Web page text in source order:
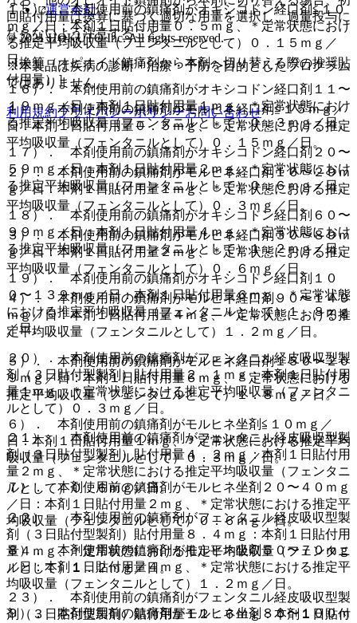
１５）． 本剤使用前の鎮痛剤がオキシコドン経口剤≦１０
ｍｇ／日：本剤１日貼付用量０．５ｍｇ、＊定常状態におけ
る推定平均吸収量（フェンタニルとして）０．１５ｍｇ／
日。
１６）． 本剤使用前の鎮痛剤がオキシコドン経口剤１１〜
１９ｍｇ／日：本剤１日貼付用量１ｍｇ、＊定常状態におけ
る推定平均吸収量（フェンタニルとして）０．３ｍｇ／日。
１７）． 本剤使用前の鎮痛剤がオキシコドン経口剤２０〜
５９ｍｇ／日：本剤１日貼付用量２ｍｇ、＊定常状態におけ
る推定平均吸収量（フェンタニルとして）０．６ｍｇ／日。
１８）． 本剤使用前の鎮痛剤がオキシコドン経口剤６０〜
９９ｍｇ／日：本剤１日貼付用量４ｍｇ、＊定常状態におけ
る推定平均吸収量（フェンタニルとして）１．２ｍｇ／日。
１９）． 本剤使用前の鎮痛剤がオキシコドン経口剤１０
０〜１３９ｍｇ／日：本剤１日貼付用量６ｍｇ、＊定常状態
における推定平均吸収量（フェンタニルとして）１．８ｍｇ
／日。
２０）． 本剤使用前の鎮痛剤がフェンタニル経皮吸収型製
剤（３日貼付型製剤）貼付用量２．１ｍｇ：本剤１日貼付用
量１ｍｇ、＊定常状態における推定平均吸収量（フェンタニ
ルとして）０．３ｍｇ／日。
２１）． 本剤使用前の鎮痛剤がフェンタニル経皮吸収型製
剤（３日貼付型製剤）貼付用量４．２ｍｇ：本剤１日貼付用
量２ｍｇ、＊定常状態における推定平均吸収量（フェンタニ
ルとして）０．６ｍｇ／日。
２２）． 本剤使用前の鎮痛剤がフェンタニル経皮吸収型製
剤（３日貼付型製剤）貼付用量８．４ｍｇ：本剤１日貼付用
量４ｍｇ、＊定常状態における推定平均吸収量（フェンタニ
ルとして）１．２ｍｇ／日。
２３）． 本剤使用前の鎮痛剤がフェンタニル経皮吸収型製
剤（３日貼付型製剤）貼付用量１２．６ｍｇ：本剤１日貼付
回貼付用量は換算に基づく適切な用量を選択し、過量投与に
ならないよう注意すること。
［換算（オピオイド鎮痛剤から本剤へ切り替える際の推奨貼
付用量）］
１）． 本剤使用前の鎮痛剤がモルヒネ経口剤≦１５ｍｇ／
日：本剤１日貼付用量０．５ｍｇ、＊定常状態における推定
平均吸収量（フェンタニルとして）０．１５ｍｇ／日。
２）． 本剤使用前の鎮痛剤がモルヒネ経口剤１６〜２９ｍ
ｇ／日：本剤１日貼付用量１ｍｇ、＊定常状態における推定
平均吸収量（フェンタニルとして）０．３ｍｇ／日。
３）． 本剤使用前の鎮痛剤がモルヒネ経口剤３０〜８９ｍ
ｇ／日：本剤１日貼付用量２ｍｇ、＊定常状態における推定
平均吸収量（フェンタニルとして）０．６ｍｇ／日。
４）． 本剤使用前の鎮痛剤がモルヒネ経口剤９０〜１４９
ｍｇ／日：本剤１日貼付用量４ｍｇ、＊定常状態における推
定平均吸収量（フェンタニルとして）１．２ｍｇ／日。
５）． 本剤使用前の鎮痛剤がモルヒネ経口剤１５０〜２０
９ｍｇ／日：本剤１日貼付用量６ｍｇ、＊定常状態における
推定平均吸収量（フェンタニルとして）１．８ｍｇ／日。
６）． 本剤使用前の鎮痛剤がモルヒネ坐剤≦１０ｍｇ／
日：本剤１日貼付用量１ｍｇ、＊定常状態における推定平均
吸収量（フェンタニルとして）０．３ｍｇ／日。
７）． 本剤使用前の鎮痛剤がモルヒネ坐剤２０〜４０ｍｇ
／日：本剤１日貼付用量２ｍｇ、＊定常状態における推定平
均吸収量（フェンタニルとして）０．６ｍｇ／日。
８）． 本剤使用前の鎮痛剤がモルヒネ坐剤５０〜７０ｍｇ
／日：本剤１日貼付用量４ｍｇ、＊定常状態における推定平
均吸収量（フェンタニルとして）１．２ｍｇ／日。
９）． 本剤使用前の鎮痛剤がモルヒネ坐剤８０〜１００ｍ
運営会社
© 2021 HOKUTO Inc. All rights reserved.
※本製品は疾病の診断・治療・予防を目的としたプログラム
ではありません。
利用規約プライバシーポリシーお問い合わせ